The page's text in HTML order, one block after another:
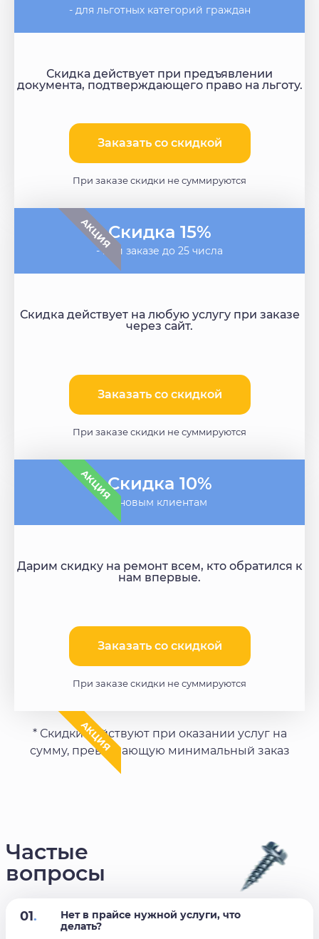
- для льготных категорий граждан
Скидка действует при предъявлении
документа, подтверждающего право на льготу.
Заказать со скидкой​
При заказе скидки не суммируются
АКЦИЯСкидка 15%
- при заказе до 25 числа
Скидка действует на любую услугу при заказе
через сайт.
Заказать со скидкой
При заказе скидки не суммируются
АКЦИЯСкидка 10%
- новым клиентам
Дарим скидку на ремонт всем, кто обратился к
нам впервые.
Заказать со скидкой​
При заказе скидки не суммируются
АКЦИЯ
* Скидки действуют при оказании услуг на
сумму, превышающую минимальный заказ
Частые
вопросы
01.
Нет в прайсе нужной услуги, что
делать?